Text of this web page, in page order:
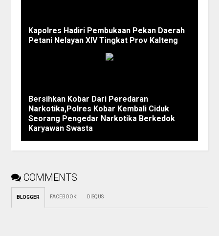
Kapolres Hadiri Pembukaan Pekan Daerah
Petani Nelayan XIV Tingkat Prov Kalteng
Bersihkan Kobar Dari Peredaran
Narkotika,Polres Kobar Kembali Ciduk
Seorang Pengedar Narkotika Berkedok
Karyawan Swasta
COMMENTS
BLOGGER FACEBOOK: DISQUS